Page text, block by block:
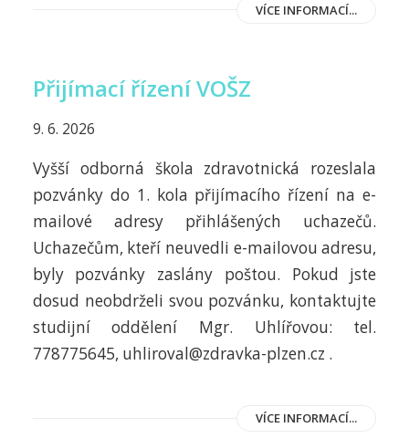
VÍCE INFORMACÍ...
Přijímací řízení VOŠZ
9. 6. 2026
Vyšší odborná škola zdravotnická rozeslala
pozvánky do 1. kola přijímacího řízení na e-
mailové adresy přihlášených uchazečů.
Uchazečům, kteří neuvedli e-mailovou adresu,
byly pozvánky zaslány poštou. Pokud jste
dosud neobdrželi svou pozvánku, kontaktujte
studijní oddělení Mgr. Uhlířovou: tel.
778775645, uhliroval@zdravka-plzen.cz .
VÍCE INFORMACÍ...